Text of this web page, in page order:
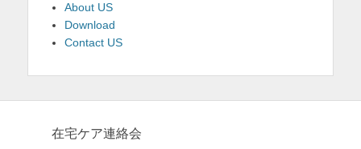
About US
Download
Contact US
在宅ケア連絡会